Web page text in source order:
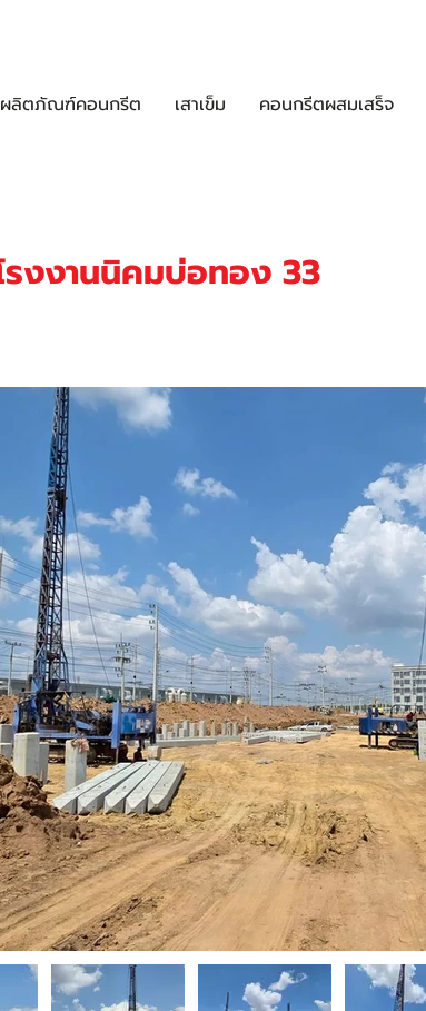
ผลิตภัณฑ์คอนกรีต เสาเข็ม คอนกรีตผสมเสร็จ
รงงานนิคมบ่อทอง 33